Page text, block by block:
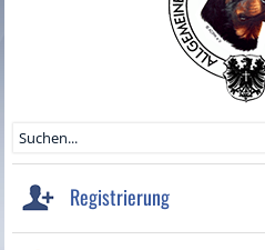
Registrierung